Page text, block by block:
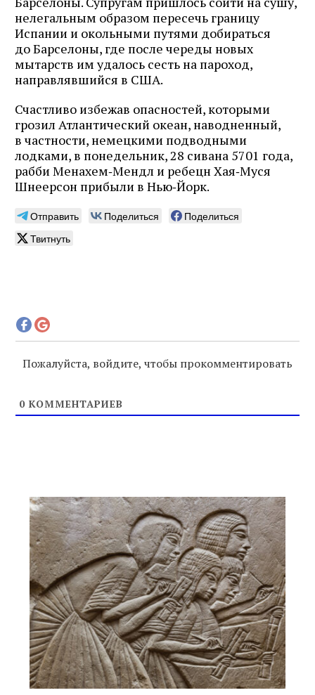
нелегальным образом пересечь границу
Испании и окольными путями добираться
до Барселоны, где после череды новых
мытарств им удалось сесть на пароход,
направлявшийся в США.
Счастливо избежав опасностей, которыми
грозил Атлантический океан, наводненный,
в частности, немецкими подводными
лодками, в понедельник, 28 сивана 5701 года,
рабби Менахем‑Мендл и ребецн Хая‑Муся
Шнеерсон прибыли в Нью‑Йорк.
Отправить Поделиться
Поделиться
Твитнуть
Пожалуйста, войдите, чтобы прокомментировать
0 КОММЕНТАРИЕВ